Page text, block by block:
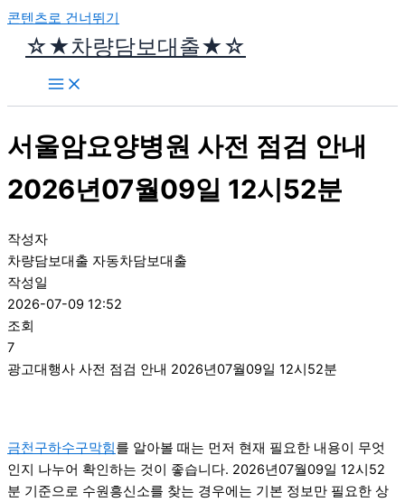
콘텐츠로 건너뛰기
☆★차량담보대출★☆
서울암요양병원 사전 점검 안내
2026년07월09일 12시52분
작성자
차량담보대출 자동차담보대출
작성일
2026-07-09 12:52
조회
7
광고대행사 사전 점검 안내 2026년07월09일 12시52분
금천구하수구막힘를 알아볼 때는 먼저 현재 필요한 내용이 무엇
인지 나누어 확인하는 것이 좋습니다. 2026년07월09일 12시52
분 기준으로 수원흥신소를 찾는 경우에는 기본 정보만 필요한 상